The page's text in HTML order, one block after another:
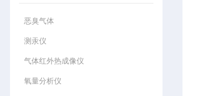
恶臭气体
测汞仪
气体红外热成像仪
氧量分析仪